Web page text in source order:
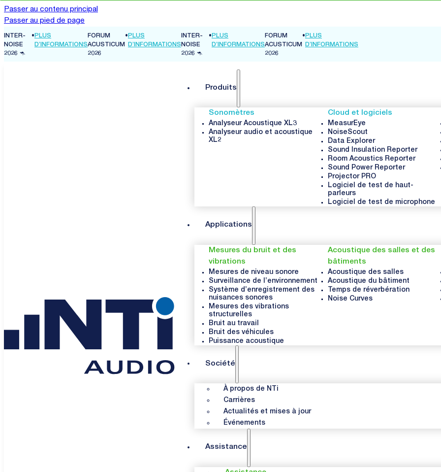
Passer au contenu principal
Passer au pied de page
INTER-
NOISE
2026 🦘
•PLUS
D’INFORMATIONS
FORUM
ACUSTICUM
2026
•PLUS
D’INFORMATIONS
INTER-
NOISE
2026 🦘
•PLUS
D’INFORMATIONS
FORUM
ACUSTICUM
2026
•PLUS
D’INFORMATIONS
Produits
Sonomètres
Analyseur Acoustique XL3
Analyseur audio et acoustique
XL2
Cloud et logiciels
MeasurEye
NoiseScout
Data Explorer
Sound Insulation Reporter
Room Acoustics Reporter
Sound Power Reporter
Projector PRO
Logiciel de test de haut-
parleurs
Logiciel de test de microphone
Applications
Mesures du bruit et des
vibrations
Mesures de niveau sonore
Surveillance de l’environnement
Système d’enregistrement des
nuisances sonores
Mesures des vibrations
structurelles
Bruit au travail
Bruit des véhicules
Puissance acoustique
Acoustique des salles et des
bâtiments
Acoustique des salles
Acoustique du bâtiment
Temps de réverbération
Noise Curves
Société
À propos de NTi
Carrières
Actualités et mises à jour
Événements
Assistance